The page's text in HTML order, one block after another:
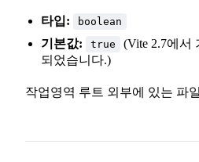
타입: boolean
기본값: true
(Vite 2.7에서
되었습니다.)
작업영역 루트 외부에 있는 파